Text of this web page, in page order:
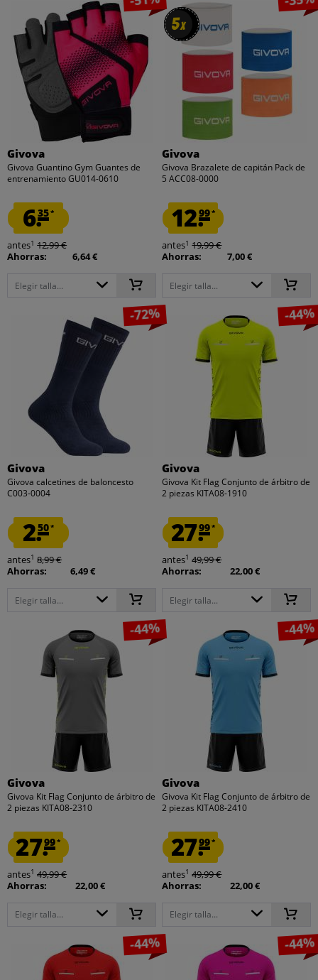
Givova
Givova Guantino Gym Guantes de
entrenamiento GU014-0610
6.35*
antes1 12,99 €
Ahorras:
6,64 €
Elegir talla...
5x
5x
Givova
Givova Brazalete de capitán Pack de
5 ACC08-0000
12.99*
antes1 19,99 €
Ahorras:
7,00 €
Elegir talla...
-72%
Givova
Givova calcetines de baloncesto
C003-0004
2.50*
antes1 8,99 €
Ahorras:
6,49 €
Elegir talla...
-44%
Givova
Givova Kit Flag Conjunto de árbitro de
2 piezas KITA08-1910
27.99*
antes1 49,99 €
Ahorras:
22,00 €
Elegir talla...
-44%
Givova
Givova Kit Flag Conjunto de árbitro de
2 piezas KITA08-2310
27.99*
antes1 49,99 €
Ahorras:
22,00 €
Elegir talla...
-44%
Givova
Givova Kit Flag Conjunto de árbitro de
2 piezas KITA08-2410
27.99*
antes1 49,99 €
Ahorras:
22,00 €
Elegir talla...
-44% -44%